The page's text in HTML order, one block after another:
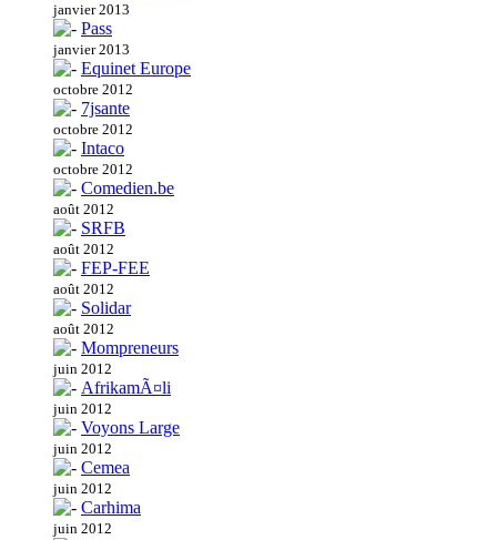
janvier 2013
Pass
janvier 2013
Equinet Europe
octobre 2012
7jsante
octobre 2012
Intaco
octobre 2012
Comedien.be
août 2012
SRFB
août 2012
FEP-FEE
août 2012
Solidar
août 2012
Mompreneurs
juin 2012
AfrikamÃ¤li
juin 2012
Voyons Large
juin 2012
Cemea
juin 2012
Carhima
juin 2012